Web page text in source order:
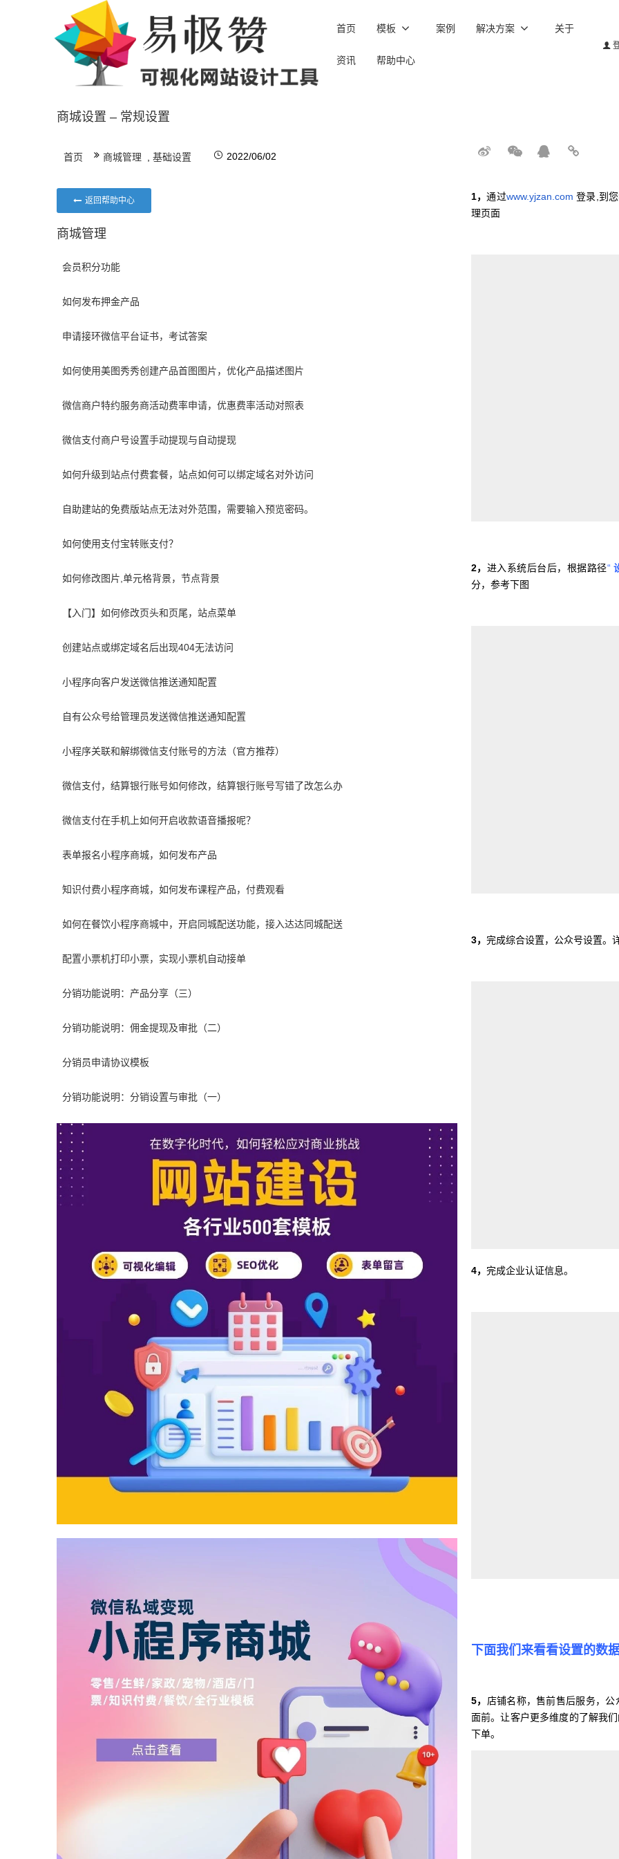
首页 模板 案例 解决方案 关于
资讯 帮助中心
商城设置 – 常规设置
首页 商城管理 基础设置 2022/06/02
返回帮助中心
商城管理
会员积分功能
如何发布押金产品
申请接环微信平台证书，考试答案
如何使用美图秀秀创建产品首图图片，优化产品描述图片
微信商户特约服务商活动费率申请，优惠费率活动对照表
微信支付商户号设置手动提现与自动提现
如何升级到站点付费套餐，站点如何可以绑定域名对外访问
自助建站的免费版站点无法对外范围，需要输入预览密码。
如何使用支付宝转账支付？
如何修改图片,单元格背景，节点背景
【入门】如何修改页头和页尾，站点菜单
创建站点或绑定域名后出现404无法访问
小程序向客户发送微信推送通知配置
自有公众号给管理员发送微信推送通知配置
小程序关联和解绑微信支付账号的方法（官方推荐）
微信支付，结算银行账号如何修改，结算银行账号写错了改怎么办
微信支付在手机上如何开启收款语音播报呢？
表单报名小程序商城，如何发布产品
知识付费小程序商城，如何发布课程产品，付费观看
如何在餐饮小程序商城中，开启同城配送功能，接入达达同城配送
配置小票机打印小票，实现小票机自动接单
分销功能说明：产品分享（三）
分销功能说明：佣金提现及审批（二）
分销员申请协议模板
分销功能说明：分销设置与审批（一）
1，通过www.yjzan.com 登录,到您
理页面
2， 进入系统后台后，根据路径“
分，参考下图
3， 完成综合设置，公众号设置。
4， 完成企业认证信息。
下面我们来看看设置的数
5， 店铺名称，售前售后服务，
面前。让客户更多维度的了解我
下单。